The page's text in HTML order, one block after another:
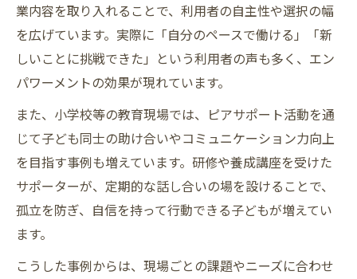
業内容を取り入れることで、利用者の自主性や選択の幅
を広げています。実際に「自分のペースで働ける」「新
しいことに挑戦できた」という利用者の声も多く、エン
パワーメントの効果が現れています。
また、小学校等の教育現場では、ピアサポート活動を通
じて子ども同士の助け合いやコミュニケーション力向上
を目指す事例も増えています。研修や養成講座を受けた
サポーターが、定期的な話し合いの場を設けることで、
孤立を防ぎ、自信を持って行動できる子どもが増えてい
ます。
こうした事例からは、現場ごとの課題やニーズに合わせ